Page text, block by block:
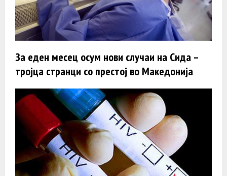
За еден месец осум нови случаи на Сида –
тројца странци со престој во Македонија